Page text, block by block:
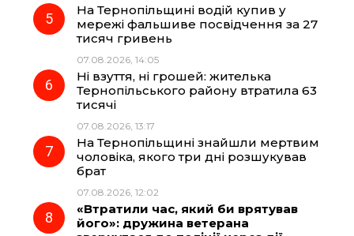
На Тернопільщині водій купив у
мережі фальшиве посвідчення за 27
тисяч гривень
07.08.2026, 14:05
Ні взуття, ні грошей: жителька
Тернопільського району втратила 63
тисячі
07.08.2026, 13:17
На Тернопільщині знайшли мертвим
чоловіка, якого три дні розшукував
брат
07.08.2026, 12:02
«Втратили час, який би врятував
його»: дружина ветерана